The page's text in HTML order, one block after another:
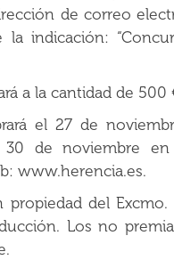
de correo
indicación:
a la cantidad de 500
el 27 de
de noviembre
www.herencia.es.
propiedad del
Los no